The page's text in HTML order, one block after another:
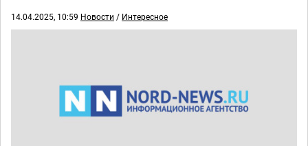
14.04.2025, 10:59 Новости / Интересное